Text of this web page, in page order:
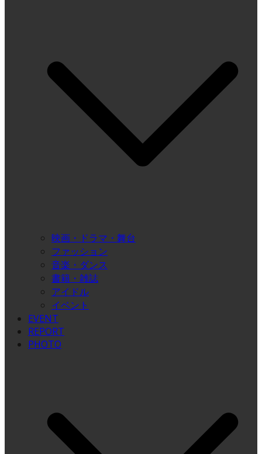
映画・ドラマ・舞台
ファッション
音楽・ダンス
書籍・雑誌
アイドル
イベント
EVENT
REPORT
PHOTO